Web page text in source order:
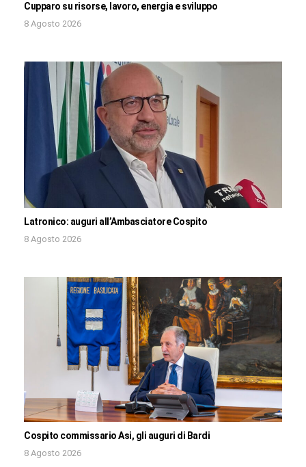
Cupparo su risorse, lavoro, energia e sviluppo
8 Agosto 2026
Latronico: auguri all’Ambasciatore Cospito
8 Agosto 2026
Cospito commissario Asi, gli auguri di Bardi
8 Agosto 2026